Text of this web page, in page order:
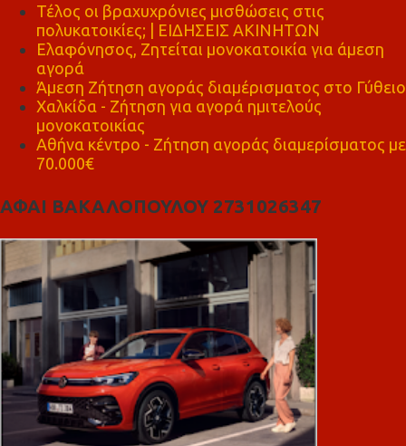
Τέλος οι βραχυχρόνιες μισθώσεις στις
πολυκατοικίες; | ΕΙΔΗΣΕΙΣ ΑΚΙΝΗΤΩΝ
Ελαφόνησος, Ζητείται μονοκατοικία για άμεση
αγορά
Άμεση Ζήτηση αγοράς διαμέρισματος στο Γύθειο
Χαλκίδα - Ζήτηση για αγορά ημιτελούς
μονοκατοικίας
Αθήνα κέντρο - Ζήτηση αγοράς διαμερίσματος με
70.000€
ΑΦΑΙ ΒΑΚΑΛΟΠΟΥΛΟΥ 2731026347